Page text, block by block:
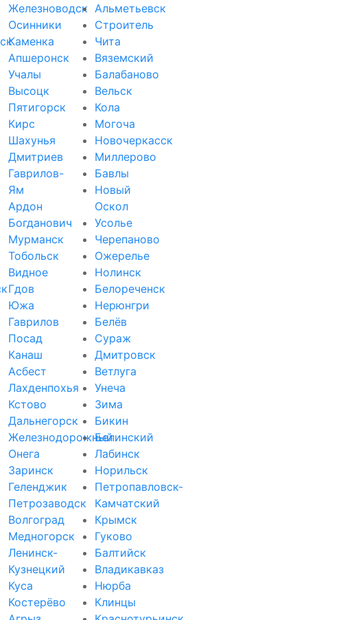
Железноводск
Осинники
Каменка
Апшеронск
Учалы
Высоцк
Пятигорск
Кирс
Шахунья
Дмитриев
Гаврилов-
Ям
Ардон
Богданович
Мурманск
Тобольск
Видное
Гдов
Южа
Гаврилов
Посад
Канаш
Асбест
Лахденпохья
Кстово
Дальнегорск
Железнодорожный
Онега
Заринск
Геленджик
Петрозаводск
Волгоград
Медногорск
Ленинск-
Кузнецкий
Куса
Костерёво
Альметьевск
Строитель
Чита
Вяземский
Балабаново
Вельск
Кола
Могоча
Новочеркасск
Миллерово
Бавлы
Новый
Оскол
Усолье
Черепаново
Ожерелье
Нолинск
Белореченск
Нерюнгри
Белёв
Сураж
Дмитровск
Ветлуга
Унеча
Зима
Бикин
Белинский
Лабинск
Норильск
Петропавловск-
Камчатский
Крымск
Гуково
Балтийск
Владикавказ
Нюрба
Клинцы